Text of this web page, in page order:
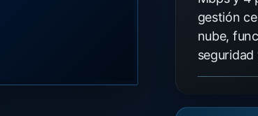
gestión
nube,
seguridad